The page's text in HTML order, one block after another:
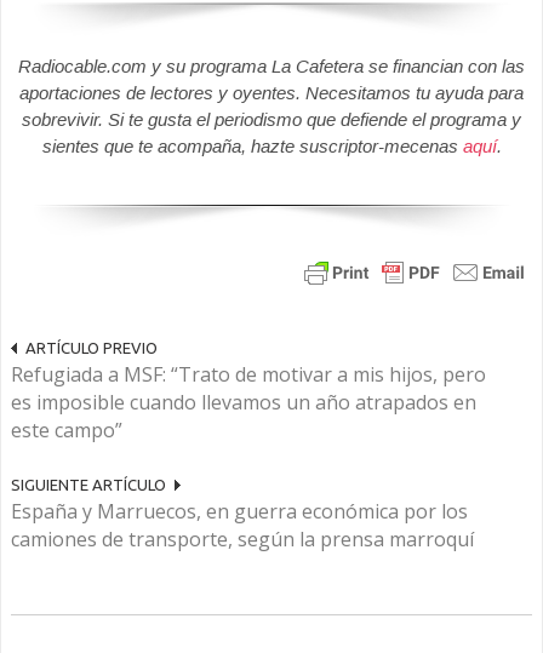
Radiocable.com y su programa La Cafetera se financian con las
aportaciones de lectores y oyentes. Necesitamos tu ayuda para
sobrevivir. Si te gusta el periodismo que defiende el programa y
sientes que te acompaña, hazte suscriptor-mecenas aquí.
ARTÍCULO PREVIO
Refugiada a MSF: “Trato de motivar a mis hijos, pero
es imposible cuando llevamos un año atrapados en
este campo”
SIGUIENTE ARTÍCULO
España y Marruecos, en guerra económica por los
camiones de transporte, según la prensa marroquí